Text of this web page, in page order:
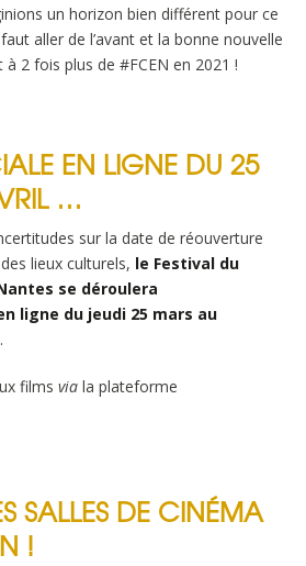
un horizon bien différent pour ce
aller de l’avant et la bonne nouvelle
2 fois plus de #FCEN en 2021 !
EN LIGNE DU 25
…
sur la date de réouverture
lieux culturels, le Festival du
se déroulera
ligne du jeudi 25 mars au
.
films via la plateforme
SALLES DE CINÉMA
!